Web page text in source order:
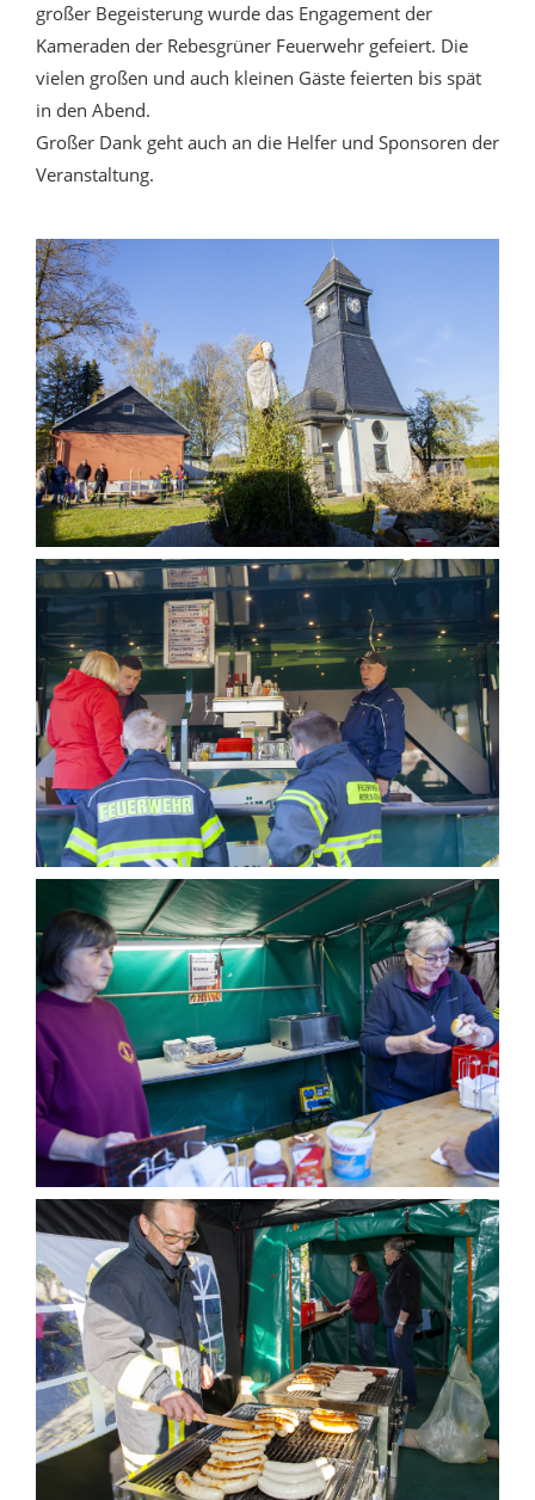
großer Begeisterung wurde das Engagement der
Kameraden der Rebesgrüner Feuerwehr gefeiert. Die
vielen großen und auch kleinen Gäste feierten bis spät
in den Abend.
Großer Dank geht auch an die Helfer und Sponsoren der
Veranstaltung.